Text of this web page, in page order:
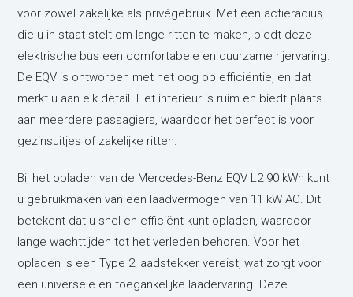
voor zowel zakelijke als privégebruik. Met een actieradius
die u in staat stelt om lange ritten te maken, biedt deze
elektrische bus een comfortabele en duurzame rijervaring.
De EQV is ontworpen met het oog op efficiëntie, en dat
merkt u aan elk detail. Het interieur is ruim en biedt plaats
aan meerdere passagiers, waardoor het perfect is voor
gezinsuitjes of zakelijke ritten.
Bij het opladen van de Mercedes-Benz EQV L2 90 kWh kunt
u gebruikmaken van een laadvermogen van 11 kW AC. Dit
betekent dat u snel en efficiënt kunt opladen, waardoor
lange wachttijden tot het verleden behoren. Voor het
opladen is een Type 2 laadstekker vereist, wat zorgt voor
een universele en toegankelijke laadervaring. Deze